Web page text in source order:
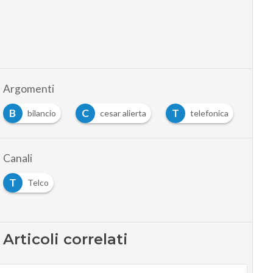
Argomenti
B
bilancio C cesar alierta T telefonica
Canali
T
Telco
Articoli correlati